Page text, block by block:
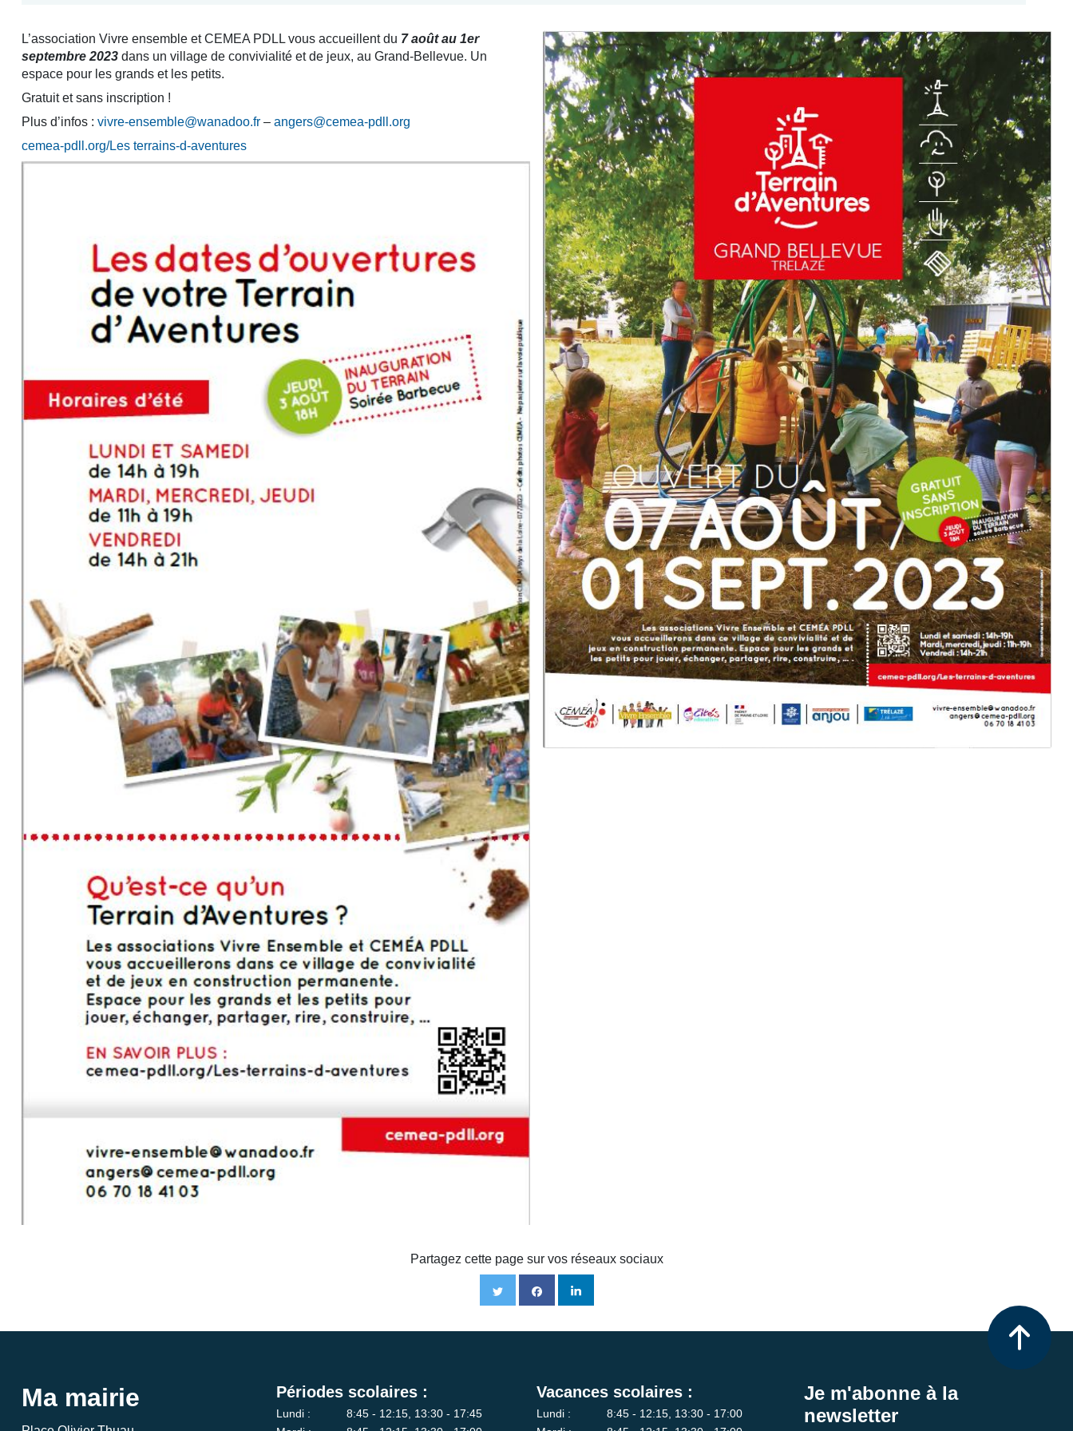
L’association Vivre ensemble et CEMEA PDLL vous accueillent du 7 août au 1er
septembre 2023 dans un village de convivialité et de jeux, au Grand-Bellevue. Un
espace pour les grands et les petits.
Gratuit et sans inscription !
Plus d’infos : vivre-ensemble@wanadoo.fr – angers@cemea-pdll.org
cemea-pdll.org/Les terrains-d-aventures
Partagez cette page sur vos réseaux sociaux
Ma mairie Périodes scolaires :
Lundi :
8:45 - 12:15, 13:30 - 17:45
Vacances scolaires :
Lundi :
8:45 - 12:15, 13:30 - 17:00
Je m'abonne à la
newsletter